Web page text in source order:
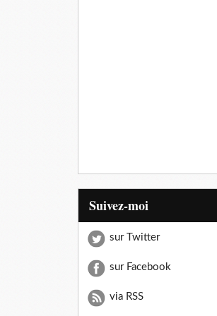
Suivez-moi
sur Twitter
sur Facebook
via RSS